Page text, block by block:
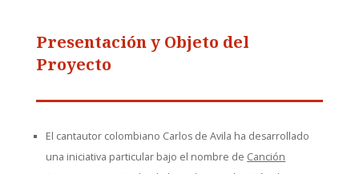
Presentación y Objeto del
Proyecto
El cantautor colombiano Carlos de Avila ha desarrollado
una iniciativa particular bajo el nombre de Canción